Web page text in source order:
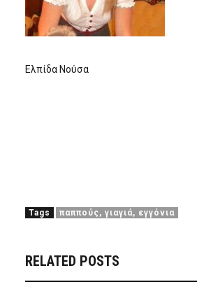
Ελπίδα Νούσα
Tags παππούς, γιαγιά, εγγόνια
RELATED POSTS